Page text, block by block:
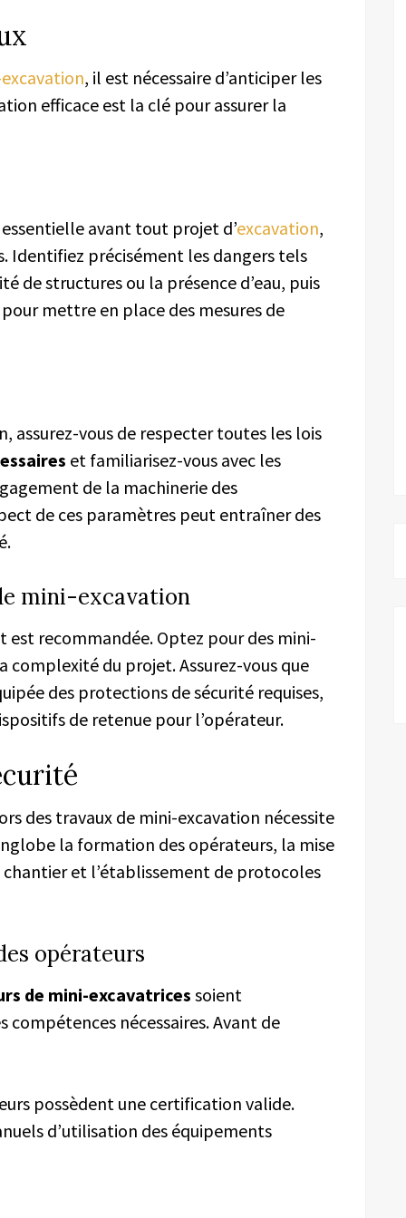
, il est nécessaire d’anticiper les
efficace est la clé pour assurer la
avant tout projet d’excavation,
Identifiez précisément les dangers tels
de structures ou la présence d’eau, puis
mettre en place des mesures de
assurez-vous de respecter toutes les lois
et familiarisez-vous avec les
de la machinerie des
de ces paramètres peut entraîner des
mini-excavation
est recommandée. Optez pour des mini-
complexité du projet. Assurez-vous que
des protections de sécurité requises,
de retenue pour l’opérateur.
des travaux de mini-excavation nécessite
la formation des opérateurs, la mise
chantier et l’établissement de protocoles
opérateurs
de mini-excavatrices soient
nécessaires. Avant de
possèdent une certification valide.
d’utilisation des équipements